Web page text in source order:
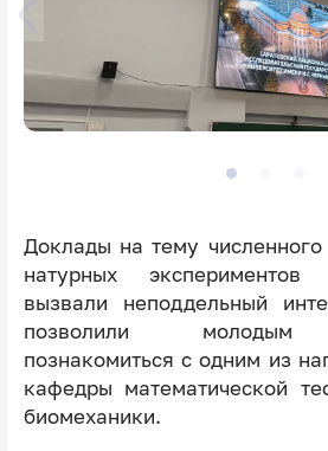
Доклады на тему
натурных
вызвали неподдельный
позволили молодым
познакомиться с одним из
кафедры математической
биомеханики.